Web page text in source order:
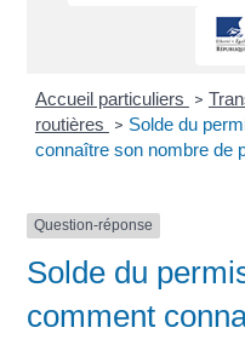
Accueil particuliers >
routières
> Solde du
connaître son nombre de
Question-réponse
Solde du
comment